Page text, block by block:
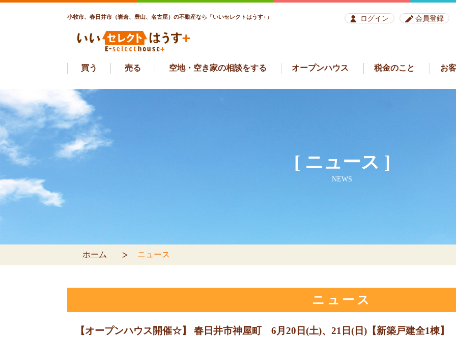
小牧市、春日井市（岩倉、豊山、名古屋）の不動産なら「いいセレクトはうす+」 ログイン 会員登録
買う 売る 空地・空き家の相談をする オープンハウス 税金のこと お
[ ニュース ]
NEWS
ホーム ニュース
ニュース
【オープンハウス開催☆】 春日井市神屋町 6月20日(土)、21日(日)【新築戸建全1棟】